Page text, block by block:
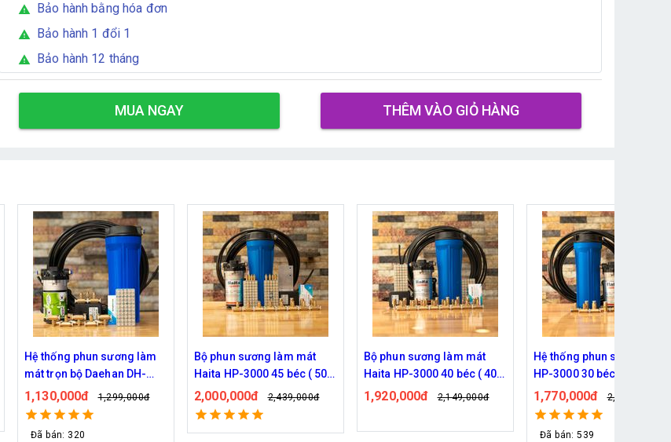
warning Bảo hành bằng hóa đơn
warning Bảo hành 1 đổi 1
warning Bảo hành 12 tháng
MUA NGAY THÊM VÀO GIỎ HÀNG
Bộ phun sương làm mát
Haita HP-3000 45 béc ( 50M
dây )
2,000,000đ 2,439,000đ
Bộ phun sương làm mát
Haita HP-3000 40 béc ( 40M
dây )
1,920,000đ 2,149,000đ
Hệ thống phun sương Haita
HP-3000 30 béc ( 30M dây )
1,770,000đ 2,209,000đ
Đã bán: 539
Bộ phun sương Haita HP-
2900 25 béc ( 30M dây)
1,190,000đ 1,339,000đ
Đã bán: 127